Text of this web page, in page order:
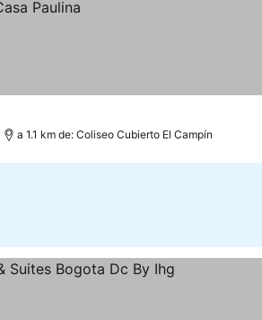
a 1.1 km de: Coliseo Cubierto El Campín